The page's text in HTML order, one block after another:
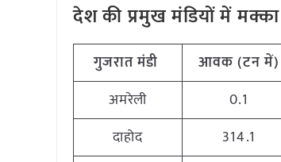
देश की प्रमुख मंडियों में मक्का
गुजरात मंडी आवक (टनमें)
अमरेली
0.1
दाहोद
314.1